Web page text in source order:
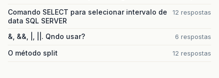
Comando SELECT para selecionar intervalo de
data SQL SERVER
12 respostas
&, &&, |, ||. Qndo usar? 6 respostas
O método split 12 respostas